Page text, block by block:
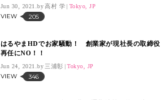
Jun 30, 2021. 高村 学 Tokyo, JP
VIEW 205
はるやまHDでお家騒動！ 創業家が現社長の取締役
再任にNO！！
Jun 24, 2021. 三浦彰 Tokyo, JP
VIEW 346